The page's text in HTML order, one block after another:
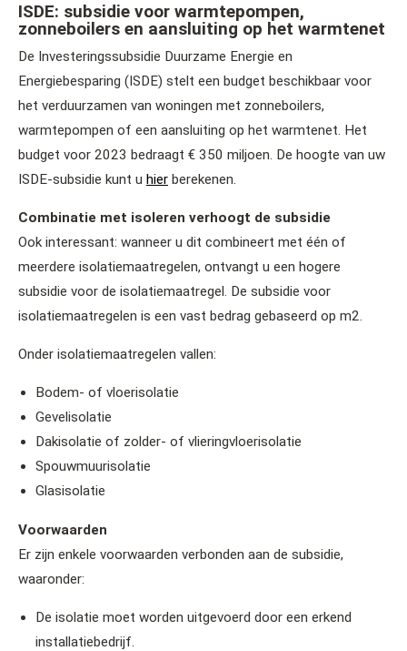
ISDE: subsidie voor warmtepompen,
zonneboilers en aansluiting op het warmtenet
De Investeringssubsidie Duurzame Energie en
Energiebesparing (ISDE) stelt een budget beschikbaar voor
het verduurzamen van woningen met zonneboilers,
warmtepompen of een aansluiting op het warmtenet. Het
budget voor 2023 bedraagt € 350 miljoen. De hoogte van uw
ISDE-subsidie kunt u hier berekenen.
Combinatie met isoleren verhoogt de subsidie
Ook interessant: wanneer u dit combineert met één of
meerdere isolatiemaatregelen, ontvangt u een hogere
subsidie voor de isolatiemaatregel. De subsidie voor
isolatiemaatregelen is een vast bedrag gebaseerd op m2.
Onder isolatiemaatregelen vallen:
Bodem- of vloerisolatie
Gevelisolatie
Dakisolatie of zolder- of vlieringvloerisolatie
Spouwmuurisolatie
Glasisolatie
Voorwaarden
Er zijn enkele voorwaarden verbonden aan de subsidie,
waaronder:
De isolatie moet worden uitgevoerd door een erkend
installatiebedrijf.